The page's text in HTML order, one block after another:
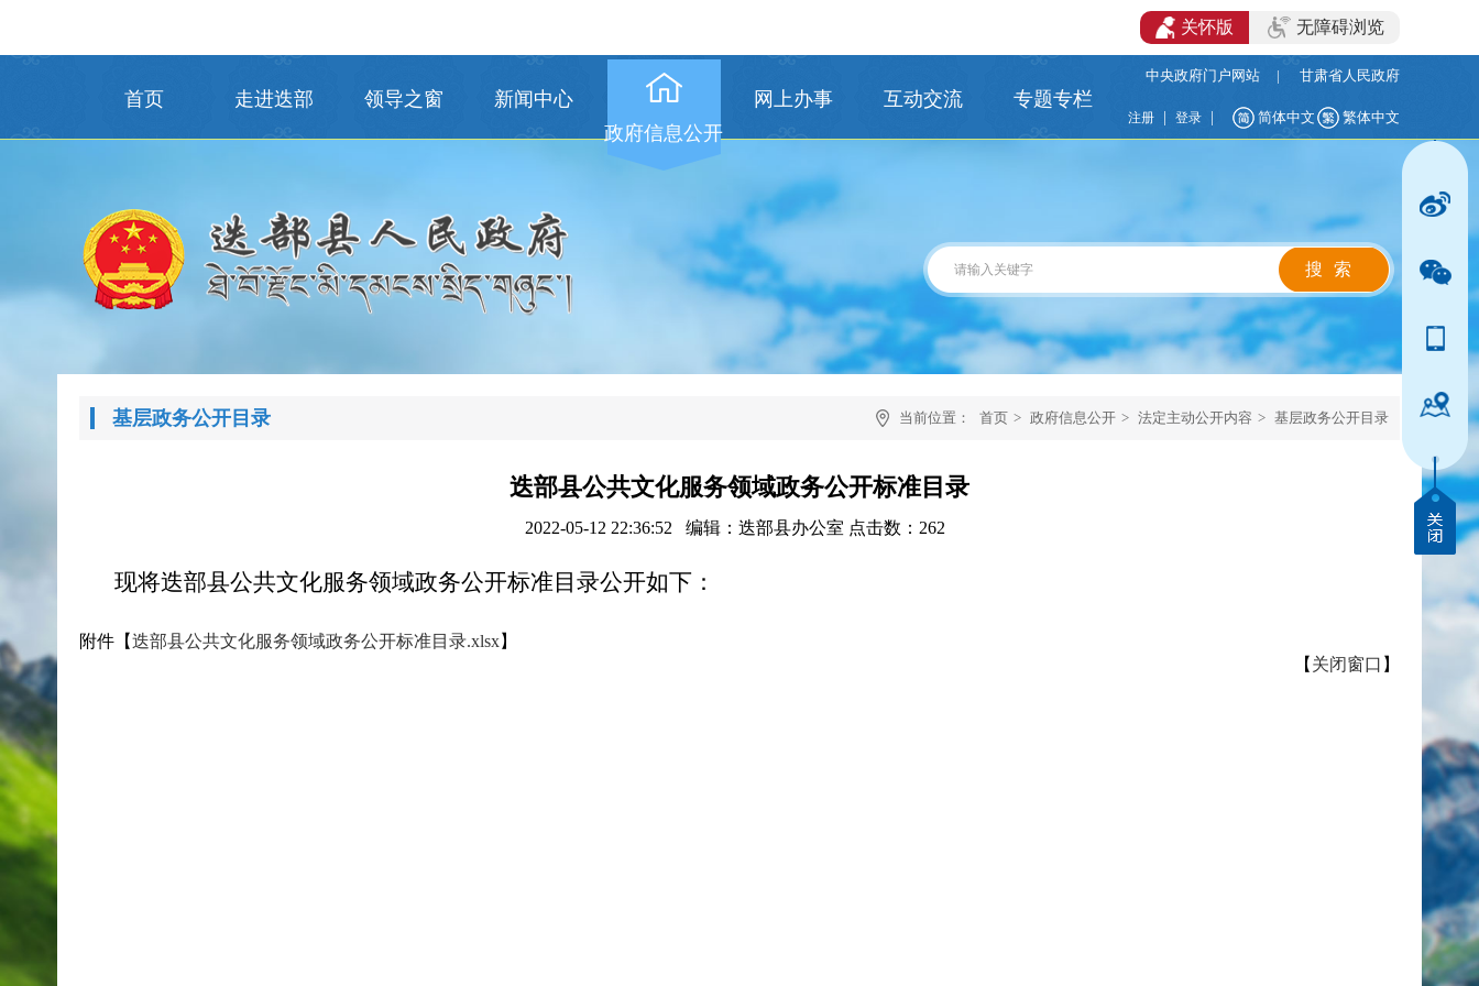
关怀版 无障碍浏览
首页 走进迭部 领导之窗
新闻中心
政府信息公开
网上办事 互动交流 专题专栏
中央政府门户网站 | 甘肃省人民政府
注册 登录 简体中文 繁体中文
当前位置： 首页 > 政府信息公开 > 法定主动公开内容 > 基层政务公开目录
基层政务公开目录
迭部县公共文化服务领域政务公开标准目录
2022-05-12 22:36:52 编辑：迭部县办公室 点击数： 262
现将迭部县公共文化服务领域政务公开标准目录公开如下：
附件【迭部县公共文化服务领域政务公开标准目录.xlsx】
【 关闭窗口 】